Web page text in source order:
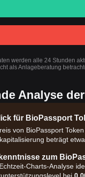
werden alle 24 Stunden
als Anlageberatung
Analyse
für BioPassport
von BioPassport
beträgt
zum
Charts-Analyse